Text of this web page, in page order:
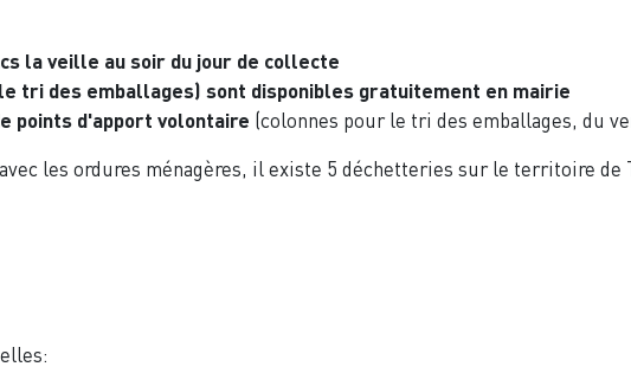
la veille au soir du jour de collecte
tri des emballages) sont disponibles gratuitement en mairie
points d'apport volontaire (colonnes pour le tri des emballages, du
les ordures ménagères, il existe 5 déchetteries sur le territoire